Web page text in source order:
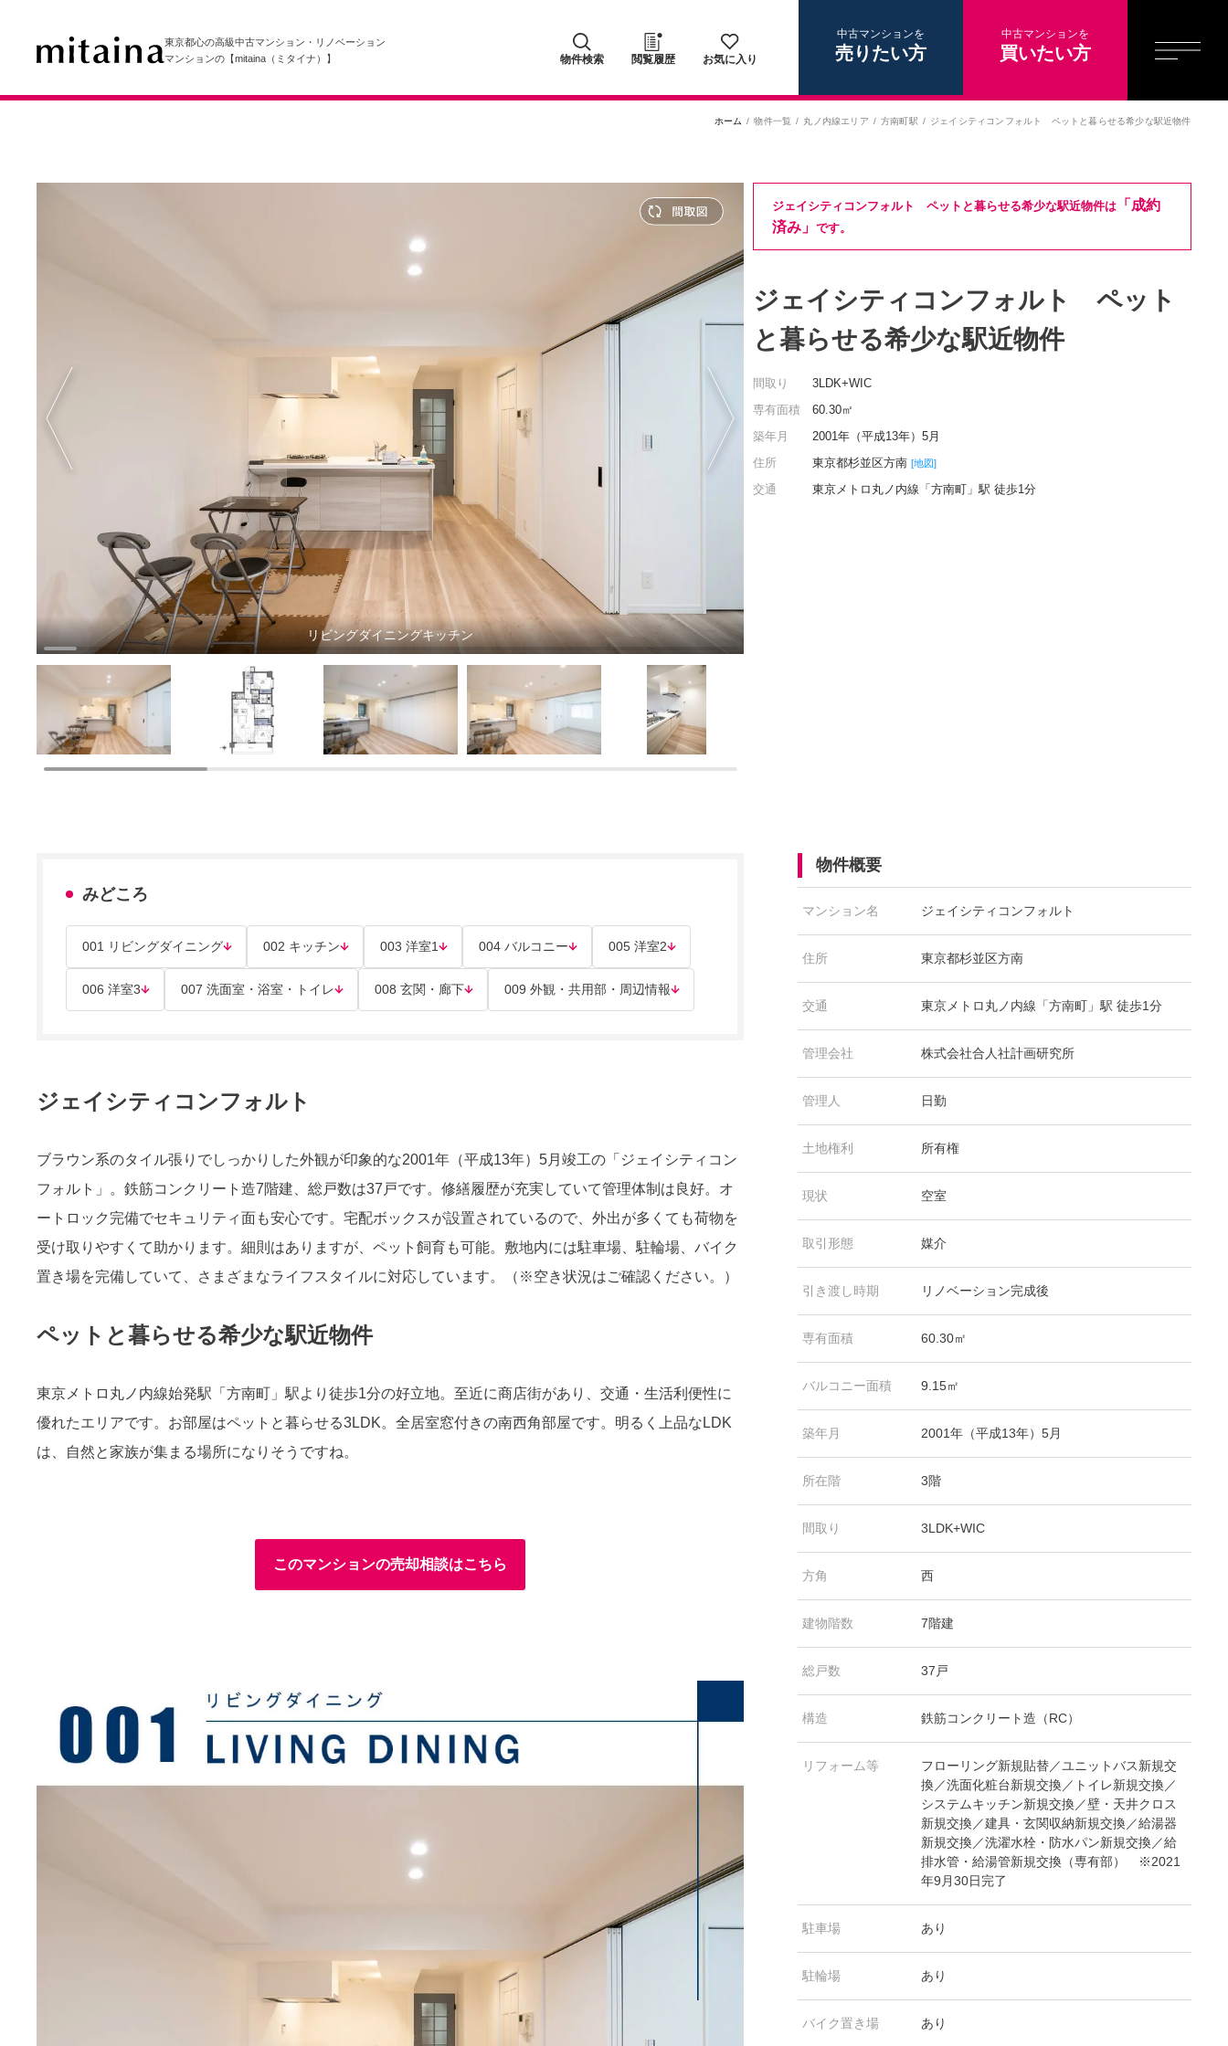
東京都心の高級中古マンション・リノベーション
マンションの【mitaina（ミタイナ）】
物件検索 閲覧履歴 お気に入り
中古マンションを
売りたい方
中古マンションを
買いたい方
ホーム 物件一覧 丸ノ内線エリア 方南町駅 ジェイシティコンフォルト ペットと暮らせる希少な駅近物件
リビングダイニングキッチン
ジェイシティコンフォルト ペットと暮らせる希少な駅近物件は「成約
済み」 です。
ジェイシティコンフォルト ペット
と暮らせる希少な駅近物件
間取り
3LDK+WIC
専有面積
60.30㎡
築年月
2001年（平成13年）5月
住所
東京都杉並区方南 [地図]
交通 東京メトロ丸ノ内線「方南町」駅 徒歩1分
みどころ
001 リビングダイニング 002 キッチン 003 洋室1 004 バルコニー 005 洋室2
006 洋室3 007 洗面室・浴室・トイレ 008 玄関・廊下 009 外観・共用部・周辺情報
ジェイシティコンフォルト
ブラウン系のタイル張りでしっかりした外観が印象的な2001年（平成13年）5月竣工の「ジェイシティコン
フォルト」。鉄筋コンクリート造7階建、総戸数は37戸です。修繕履歴が充実していて管理体制は良好。オ
ートロック完備でセキュリティ面も安心です。宅配ボックスが設置されているので、外出が多くても荷物を
受け取りやすくて助かります。細則はありますが、ペット飼育も可能。敷地内には駐車場、駐輪場、バイク
置き場を完備していて、さまざまなライフスタイルに対応しています。（※空き状況はご確認ください。）
ペットと暮らせる希少な駅近物件
東京メトロ丸ノ内線始発駅「方南町」駅より徒歩1分の好立地。至近に商店街があり、交通・生活利便性に
優れたエリアです。お部屋はペットと暮らせる3LDK。全居室窓付きの南西角部屋です。明るく上品なLDK
は、自然と家族が集まる場所になりそうですね。
このマンションの売却相談はこちら
物件概要
マンション名 ジェイシティコンフォルト
住所 東京都杉並区方南
交通 東京メトロ丸ノ内線「方南町」駅 徒歩1分
管理会社 株式会社合人社計画研究所
管理人 日勤
土地権利 所有権
現状 空室
取引形態 媒介
引き渡し時期 リノベーション完成後
専有面積 60.30㎡
バルコニー面積 9.15㎡
築年月 2001年（平成13年）5月
所在階 3階
間取り 3LDK+WIC
方角 西
建物階数 7階建
総戸数 37戸
構造 鉄筋コンクリート造（RC）
リフォーム等
フローリング新規貼替／ユニットバス新規交
換／洗面化粧台新規交換／トイレ新規交換／
システムキッチン新規交換／壁・天井クロス
新規交換／建具・玄関収納新規交換／給湯器
新規交換／洗濯水栓・防水パン新規交換／給
排水管・給湯管新規交換（専有部） ※2021
年9月30日完了
駐車場 あり
駐輪場 あり
バイク置き場 あり